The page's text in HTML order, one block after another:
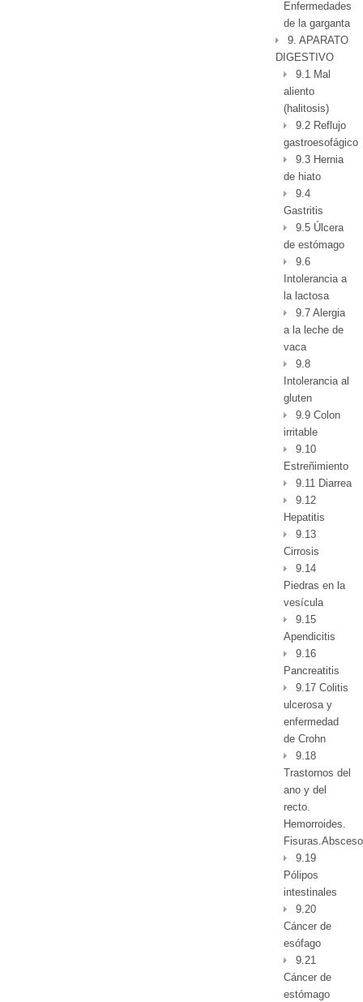
Enfermedades
de la garganta
9. APARATO
DIGESTIVO
9.1 Mal
aliento
(halitosis)
9.2 Reflujo
gastroesofágico
9.3 Hernia
de hiato
9.4
Gastritis
9.5 Úlcera
de estómago
9.6
Intolerancia a
la lactosa
9.7 Alergia
a la leche de
vaca
9.8
Intolerancia al
gluten
9.9 Colon
irritable
9.10
Estreñimiento
9.11 Diarrea
9.12
Hepatitis
9.13
Cirrosis
9.14
Piedras en la
vesícula
9.15
Apendicitis
9.16
Pancreatitis
9.17 Colitis
ulcerosa y
enfermedad
de Crohn
9.18
Trastornos del
ano y del
recto.
Hemorroides.
9.19
Pólipos
intestinales
9.20
Cáncer de
esófago
9.21
Cáncer de
estómago